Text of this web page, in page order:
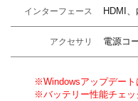
インターフェース HDMI
アクセサリ 電源コ
※Windowsアップデート
※バッテリー性能チェッ